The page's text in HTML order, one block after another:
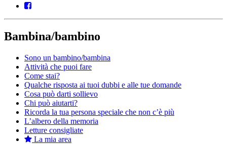
Facebook
Bambina/bambino
Sono un bambino/bambina
Attività che puoi fare
Come stai?
Qualche risposta ai tuoi dubbi e alle tue domande
Cosa può darti sollievo
Chi può aiutarti?
Ricorda la tua persona speciale che non c’è più
L’albero della memoria
Letture consigliate
La mia area